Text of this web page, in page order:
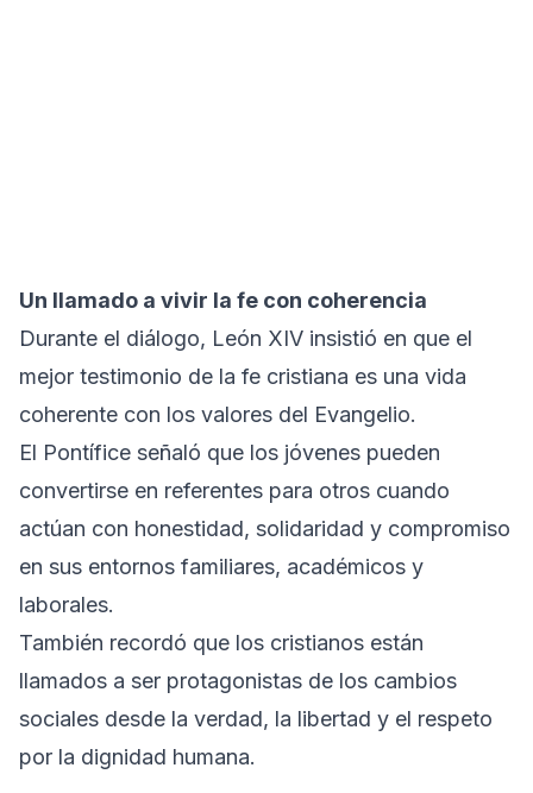
Un llamado a vivir la fe con coherencia
Durante el diálogo, León XIV insistió en que el
mejor testimonio de la fe cristiana es una vida
coherente con los valores del Evangelio.
El Pontífice señaló que los jóvenes pueden
convertirse en referentes para otros cuando
actúan con honestidad, solidaridad y compromiso
en sus entornos familiares, académicos y
laborales.
También recordó que los cristianos están
llamados a ser protagonistas de los cambios
sociales desde la verdad, la libertad y el respeto
por la dignidad humana.